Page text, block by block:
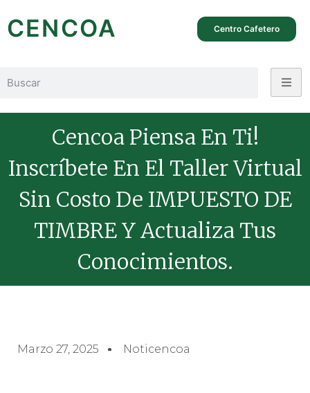
CENCOA Centro Cafetero
Cencoa Piensa En Ti!
Inscríbete En El Taller Virtual
Sin Costo De IMPUESTO DE
TIMBRE Y Actualiza Tus
Conocimientos.
Marzo 27, 2025 Noticencoa